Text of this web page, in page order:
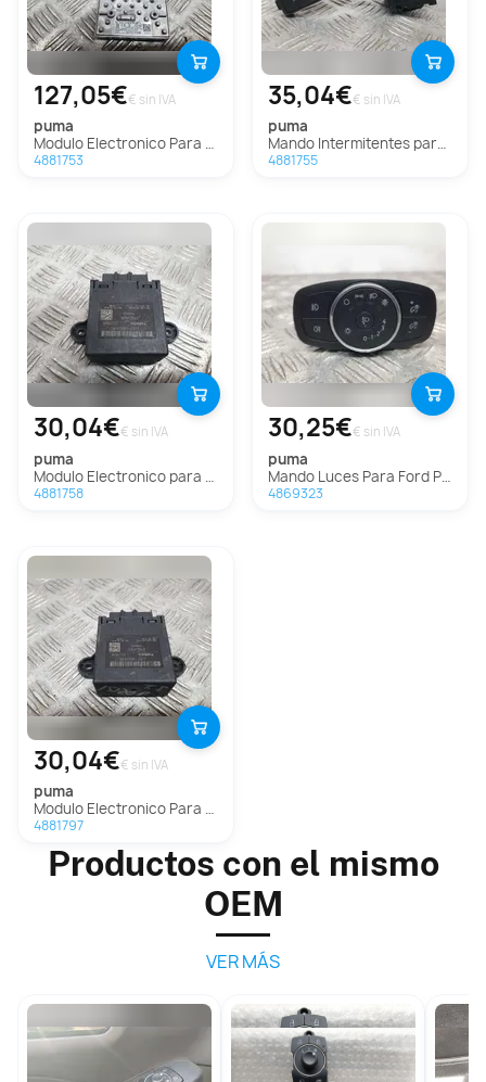
127,05€€ sin IVA
puma
Modulo Electronico Para Ford Puma
4881753
35,04€€ sin IVA
puma
Mando Intermitentes para Ford Puma
4881755
30,04€€ sin IVA
puma
Modulo Electronico para Ford Puma
4881758
30,25€€ sin IVA
puma
Mando Luces Para Ford Puma
4869323
30,04€€ sin IVA
puma
Modulo Electronico Para Ford Puma
4881797
Productos con el mismo
OEM
VER MÁS